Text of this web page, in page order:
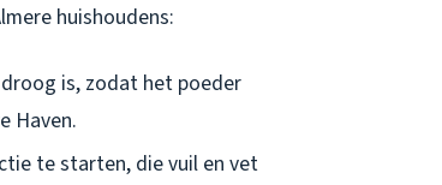
huishoudens:
is, zodat het poeder
Haven.
te starten, die vuil en vet